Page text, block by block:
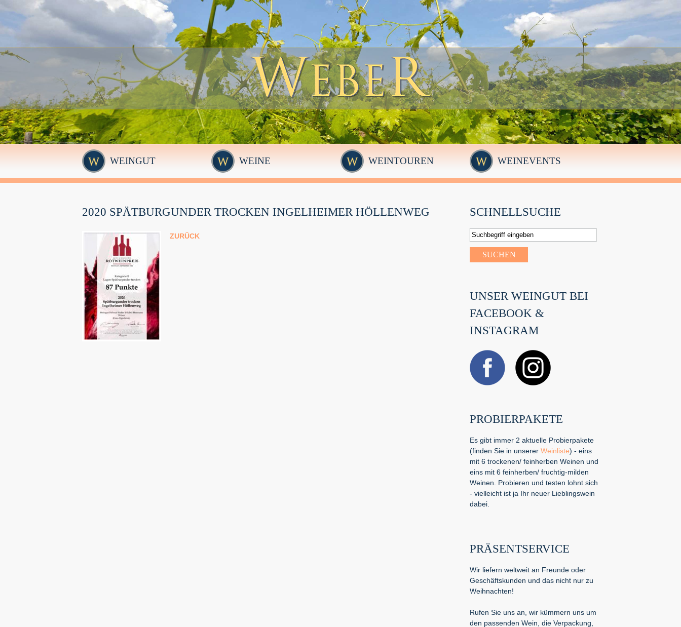
WEINGUT WEINE WEINTOUREN WEINEVENTS
2020 SPÄTBURGUNDER TROCKEN INGELHEIMER HÖLLENWEG
ZURÜCK
SCHNELLSUCHE
UNSER WEINGUT BEI
FACEBOOK &
INSTAGRAM
PROBIERPAKETE
Es gibt immer 2 aktuelle Probierpakete
(finden Sie in unserer Weinliste) - eins
mit 6 trockenen/ feinherben Weinen und
eins mit 6 feinherben/ fruchtig-milden
Weinen. Probieren und testen lohnt sich
- vielleicht ist ja Ihr neuer Lieblingswein
dabei.
PRÄSENTSERVICE
Wir liefern weltweit an Freunde oder
Geschäftskunden und das nicht nur zu
Weihnachten!
Rufen Sie uns an, wir kümmern uns um
den passenden Wein, die Verpackung,